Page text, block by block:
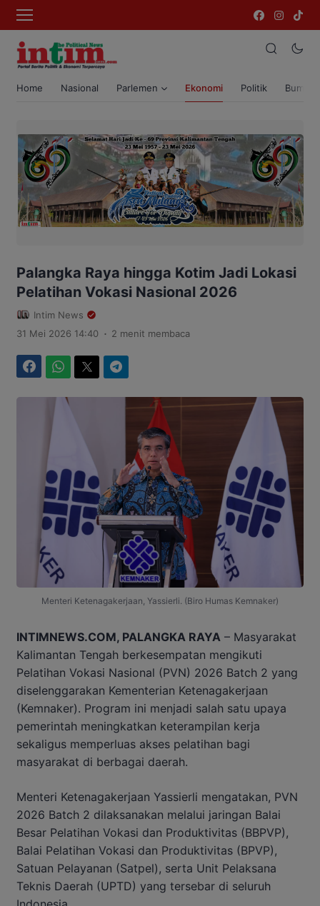
Home Nasional Parlemen Ekonomi Politik Bumi
Palangka Raya hingga Kotim Jadi Lokasi
Pelatihan Vokasi Nasional 2026
Intim News
31 Mei 2026 14:40 . 2 menit membaca
Menteri Ketenagakerjaan, Yassierli. (Biro Humas Kemnaker)
INTIMNEWS.COM, PALANGKA RAYA – Masyarakat
Kalimantan Tengah berkesempatan mengikuti
Pelatihan Vokasi Nasional (PVN) 2026 Batch 2 yang
diselenggarakan Kementerian Ketenagakerjaan
(Kemnaker). Program ini menjadi salah satu upaya
pemerintah meningkatkan keterampilan kerja
sekaligus memperluas akses pelatihan bagi
masyarakat di berbagai daerah.
Menteri Ketenagakerjaan Yassierli mengatakan, PVN
2026 Batch 2 dilaksanakan melalui jaringan Balai
Besar Pelatihan Vokasi dan Produktivitas (BBPVP),
Balai Pelatihan Vokasi dan Produktivitas (BPVP),
Satuan Pelayanan (Satpel), serta Unit Pelaksana
Teknis Daerah (UPTD) yang tersebar di seluruh